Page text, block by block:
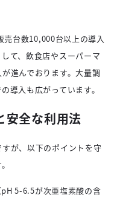
台数10,000台以上の導入
て、飲食店やスーパーマ
進んでおります。大量調
導入も広がっています。
安全な利用法
が、以下のポイントを守
pH 5-6.5が次亜塩素酸の含